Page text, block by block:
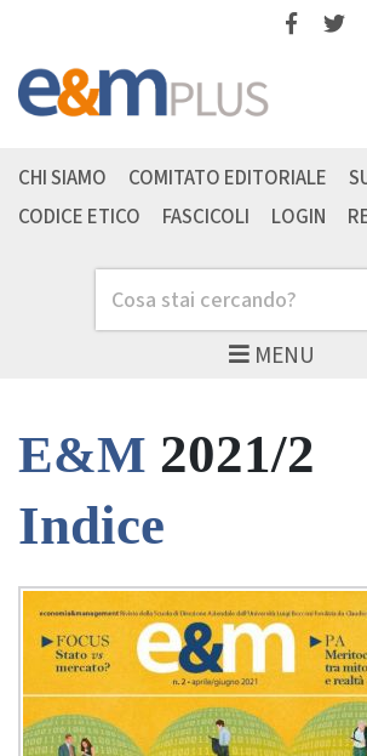
Facebook
MENU
Cerca
CHI SIAMO COMITATO EDITORIALE
CODICE ETICO
FASCICOLI LOGIN
E&M 2021/2
Indice